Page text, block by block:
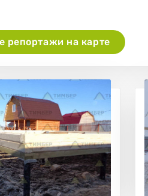
репортажи на карте